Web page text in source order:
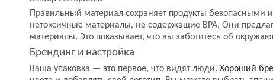
Правильный материал сохраняет продукты
нетоксичные материалы, не содержащие BPA. Они
материалы. Это показывает, что вы заботитесь об
Брендинг и настройка
Ваша упаковка — это первое, что видят люди. Хороший